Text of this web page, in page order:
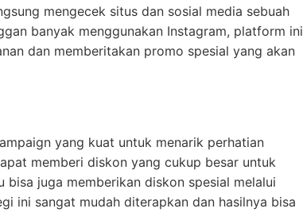
mengecek situs dan sosial media sebuah
banyak menggunakan Instagram, platform ini
dan memberitakan promo spesial yang akan
yang kuat untuk menarik perhatian
memberi diskon yang cukup besar untuk
juga memberikan diskon spesial melalui
ini sangat mudah diterapkan dan hasilnya bisa